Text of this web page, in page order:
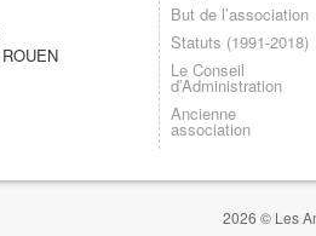
ROUEN
But de l’association
Statuts (1991-2018)
Le Conseil
d’Administration
Ancienne
association
2026 © Les